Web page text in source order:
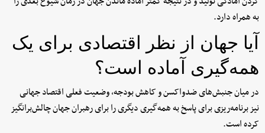
به همراه دارد.
آیا جهان از نظر اقتصادی برای یک
همه‌گیری آماده است؟
در میان جنبش‌های ضدواکسن و کاهش بودجه، وضعیت فعلی اقتصاد جهانی
نیز برنامه‌ریزی برای پاسخ به همه‌گیری دیگری را برای رهبران جهان چالش‌برانگیز
کرده است.